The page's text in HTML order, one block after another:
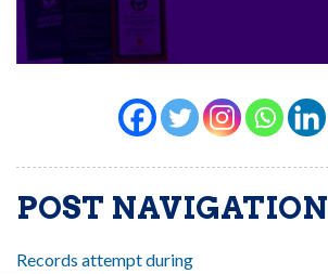
POST NAVIGATION
Records attempt during